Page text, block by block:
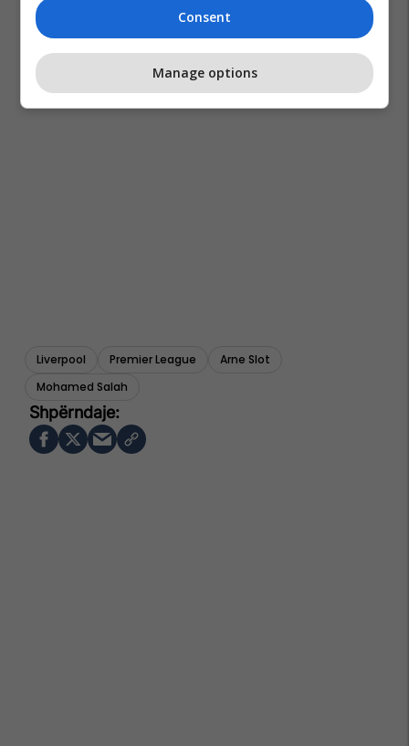
Liverpool Premier League
Arne Slot
Mohamed Salah
Consent
Manage options